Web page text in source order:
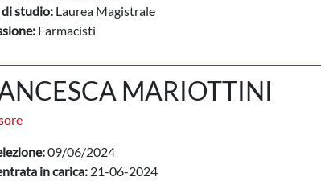
studio: Laurea Magistrale
Farmacisti
MARIOTTINI
09/06/2024
in carica: 21-06-2024